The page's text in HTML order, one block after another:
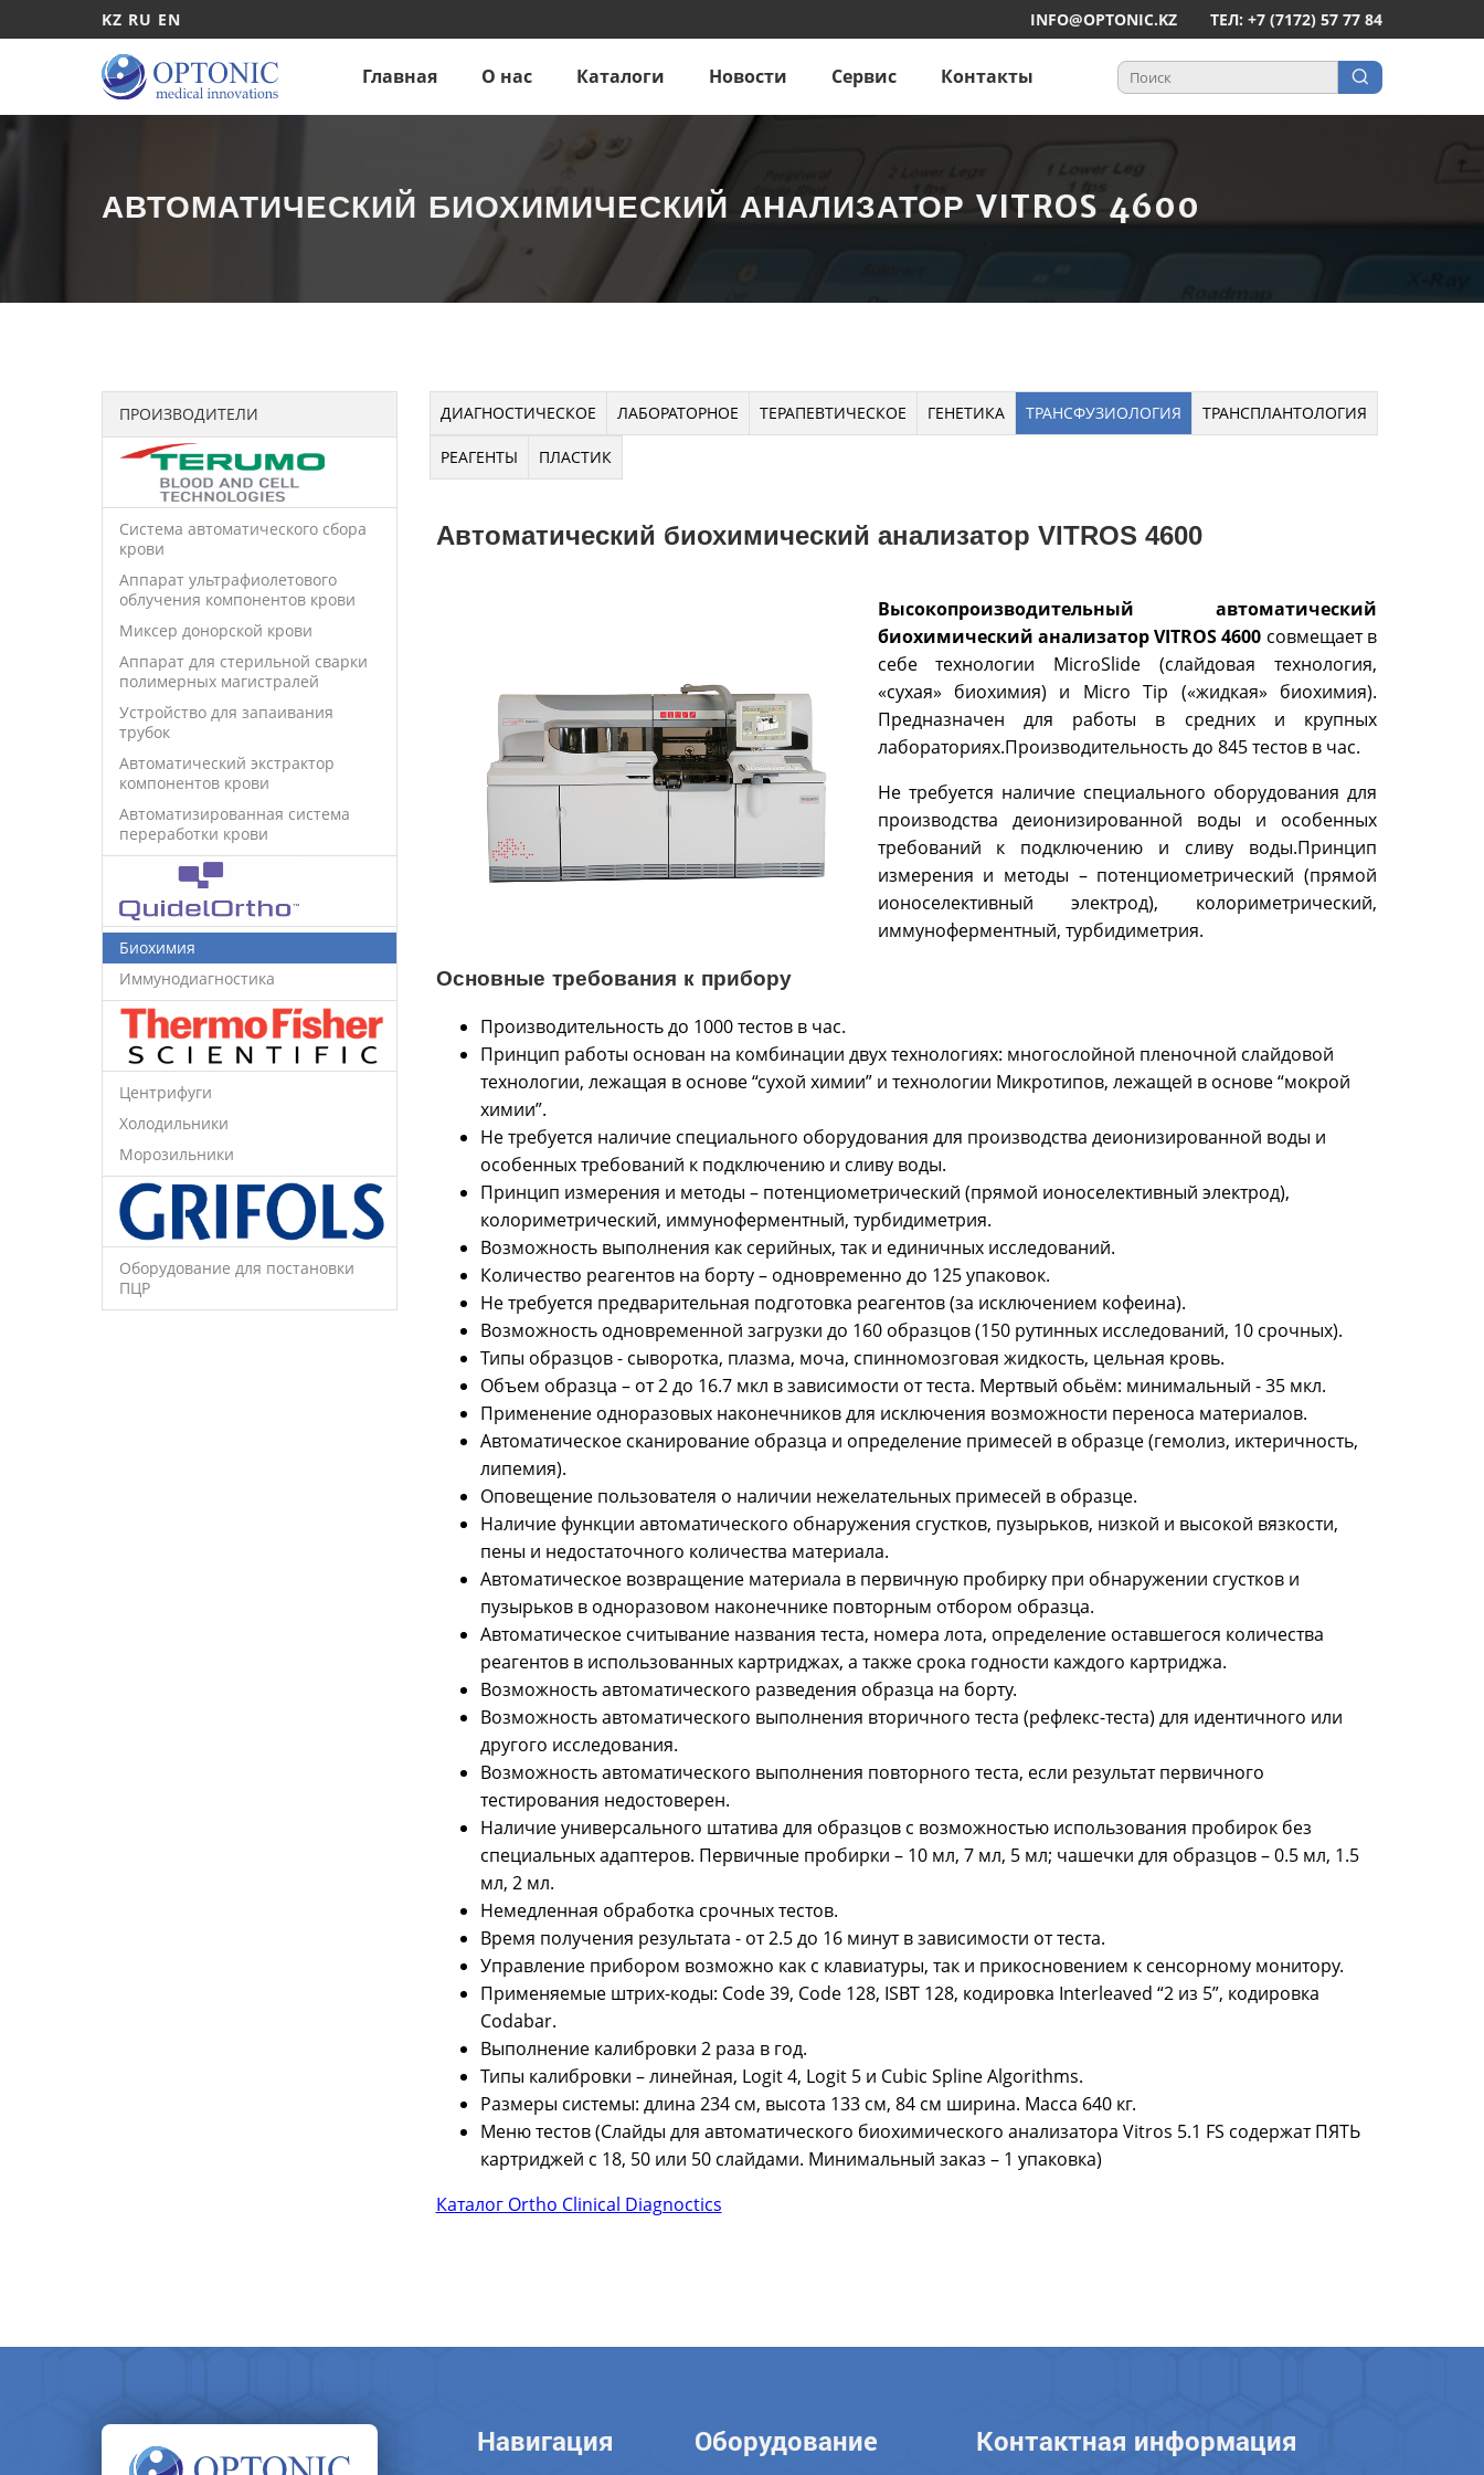
KZ RU EN INFO@OPTONIC.KZ ТЕЛ: +7 (7172) 57 77 84
Главная О нас Каталоги Новости Сервис Контакты
АВТОМАТИЧЕСКИЙ БИОХИМИЧЕСКИЙ АНАЛИЗАТОР VITROS 4600
ПРОИЗВОДИТЕЛИ
Система автоматического сбора
крови
Аппарат ультрафиолетового
облучения компонентов крови
Миксер донорской крови
Аппарат для стерильной сварки
полимерных магистралей
Устройство для запаивания
трубок
Автоматический экстрактор
компонентов крови
Автоматизированная система
переработки крови
Биохимия
Иммунодиагностика
Центрифуги
Холодильники
Морозильники
Оборудование для постановки
ПЦР
ДИАГНОСТИЧЕСКОЕ ЛАБОРАТОРНОЕ ТЕРАПЕВТИЧЕСКОЕ ГЕНЕТИКА ТРАНСФУЗИОЛОГИЯ ТРАНСПЛАНТОЛОГИЯ
РЕАГЕНТЫ ПЛАСТИК
Автоматический биохимический анализатор VITROS 4600
Высокопроизводительный автоматический
биохимический анализатор VITROS 4600 совмещает в
себе технологии MicroSlide (слайдовая технология,
«сухая» биохимия) и Micro Tip («жидкая» биохимия).
Предназначен для работы в средних и крупных
лабораториях.Производительность до 845 тестов в час.
Не требуется наличие специального оборудования для
производства деионизированной воды и особенных
требований к подключению и сливу воды.Принцип
измерения и методы – потенциометрический (прямой
ионоселективный электрод), колориметрический,
иммуноферментный, турбидиметрия.
Основные требования к прибору
Производительность до 1000 тестов в час.
Принцип работы основан на комбинации двух технологиях: многослойной пленочной слайдoвой
технологии, лежащая в основе “сухой химии” и технологии Микротипов, лежащей в основе “мокрой
химии”.
Не требуется наличие специального оборудования для производства деионизированной воды и
особенных требований к подключению и сливу воды.
Принцип измерения и методы – потенциометрический (прямой ионоселективный электрод),
колориметрический, иммуноферментный, турбидиметрия.
Возможность выполнения как серийных, так и единичных исследований.
Количество реагентов на борту – одновременно до 125 упаковок.
Не требуется предварительная подготовка реагентов (за исключением кофеина).
Возможность одновременной загрузки до 160 образцов (150 рутинных исследований, 10 срочных).
Типы образцов - сыворотка, плазма, моча, спинномозговая жидкость, цельная кровь.
Объем образца – от 2 до 16.7 мкл в зависимости от теста. Мертвый обьём: минимальный - 35 мкл.
Применение одноразовых наконечников для исключения возможности переноса материалов.
Автоматическое сканирование образца и определение примесей в образце (гемолиз, иктеричность,
липемия).
Оповещение пользователя о наличии нежелательных примесей в образце.
Наличие функции автоматического обнаружения сгустков, пузырьков, низкой и высокой вязкости,
пены и недостаточного количества материала.
Автоматическое возвращение материала в первичную пробирку при обнаружении сгустков и
пузырьков в одноразовом наконечнике повторным отбором образца.
Автоматическое считывание названия теста, номера лота, определение оставшегося количества
реагентов в использованных картриджах, а также срока годности каждого картриджа.
Возможность автоматического разведения образца на борту.
Возможность автоматического выполнения вторичного теста (рефлекс-теста) для идентичного или
другого исследования.
Возможность автоматического выполнения повторного теста, если результат первичного
тестирования недостоверен.
Наличие универсального штатива для образцов с возможностью использования пробирок без
специальных адаптеров. Первичные пробирки – 10 мл, 7 мл, 5 мл; чашечки для образцов – 0.5 мл, 1.5
мл, 2 мл.
Немедленная обработка срочных тестов.
Время получения результата - от 2.5 до 16 минут в зависимости от теста.
Управление прибором возможно как с клавиатуры, так и прикосновением к сенсорному монитору.
Применяемые штрих-коды: Code 39, Code 128, ISBT 128, кодировка Interleaved “2 из 5”, кодировка
Codabar.
Выполнение калибровки 2 раза в год.
Типы калибровки – линейная, Logit 4, Logit 5 и Cubic Spline Algorithms.
Размеры системы: длина 234 см, высота 133 см, 84 см ширина. Масса 640 кг.
Меню тестов (Слайды для автоматического биохимического анализатора Vitros 5.1 FS содержат ПЯТЬ
картриджей с 18, 50 или 50 слайдами. Минимальный заказ – 1 упаковка)
Каталог Ortho Clinical Diagnoctics
Навигация Оборудование Контактная информация